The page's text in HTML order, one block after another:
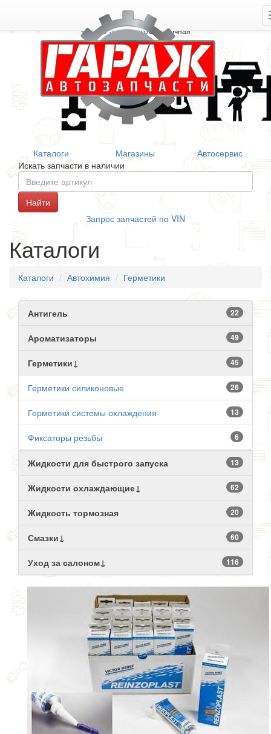
+7 906 377 46 46Справочная
Каталоги Магазины
Автосервис
Искать запчасти в наличии
Запрос запчастей по VIN
Каталоги
Каталоги Автохимия Герметики
Антигель 22
Ароматизаторы 49
Герметики↓ 45
26
Герметики силиконовые
13
Герметики системы охлаждения
6
Фиксаторы резьбы
Жидкости для быстрого запуска 13
Жидкости охлаждающие↓ 62
Жидкость тормозная 20
Смазки↓ 60
Уход за салоном↓ 116